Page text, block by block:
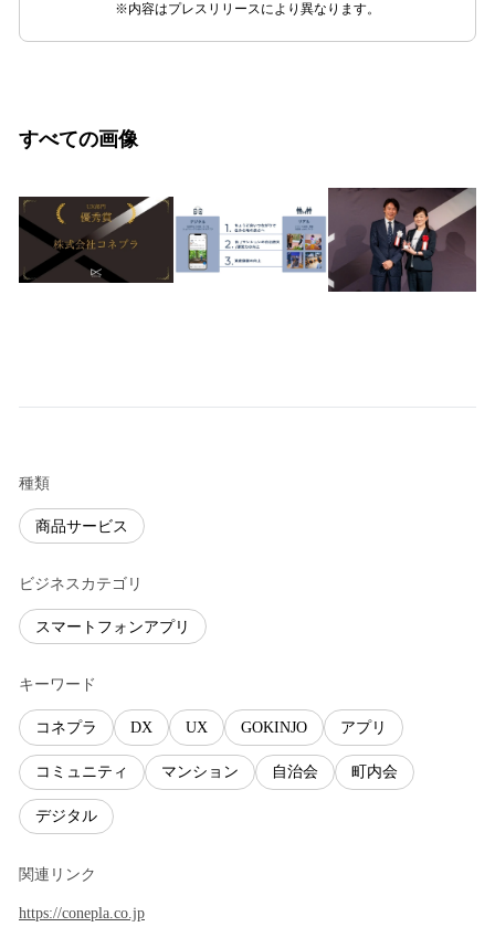
※内容はプレスリリースにより異なります。
すべての画像
種類
商品サービス
ビジネスカテゴリ
スマートフォンアプリ
キーワード
コネプラ DX UX GOKINJO アプリ
コミュニティ マンション 自治会 町内会
デジタル
関連リンク
https://conepla.co.jp